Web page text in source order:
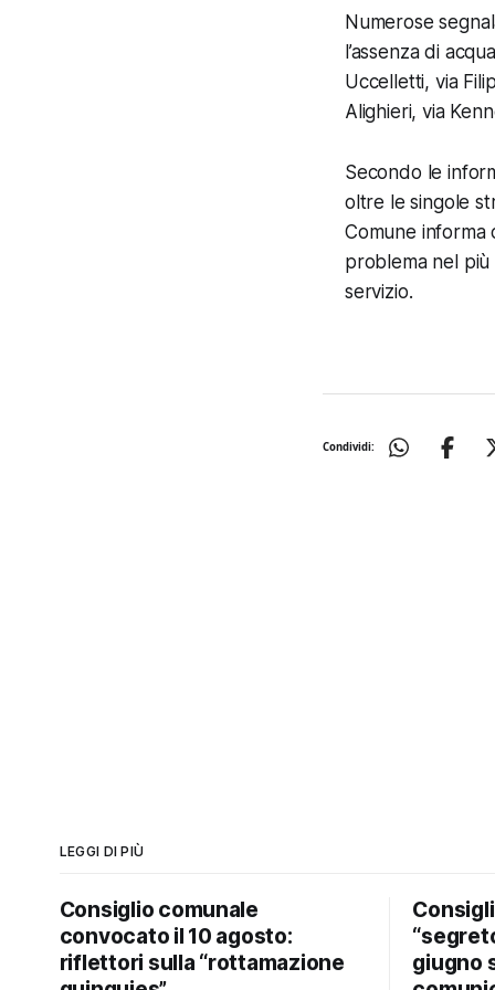
Numerose
l’assenza di
Uccelletti, via
Alighieri, via
Secondo le
oltre le singole
Comune informa
problema nel
servizio.
Condividi:
LEGGI DI PIÙ
Consiglio comunale
convocato il 10 agosto:
riflettori sulla “rottamazione
giugno